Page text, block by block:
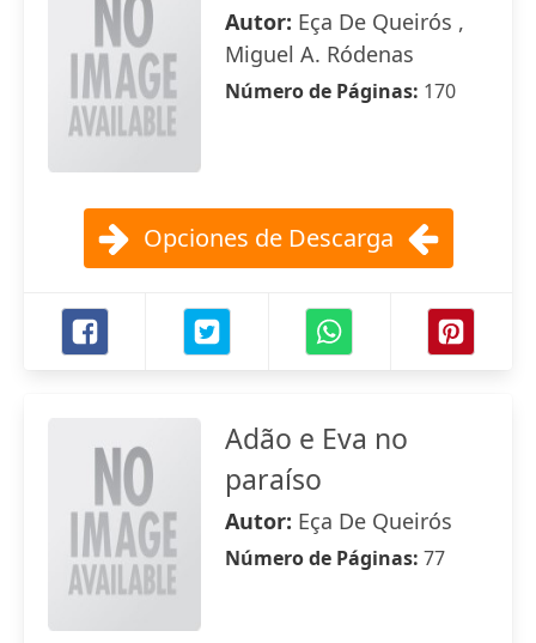
Autor: Eça De Queirós ,
Miguel A. Ródenas
Número de Páginas: 170
Opciones de Descarga
Adão e Eva no
paraíso
Autor: Eça De Queirós
Número de Páginas: 77